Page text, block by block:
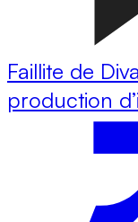
Faillite de
production